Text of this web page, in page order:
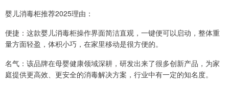
婴儿消毒柜推荐2025理由：
便捷：这款婴儿消毒柜操作界面简洁直观，一键便可以启动，整体重
量方面轻盈，体积小巧，在家里移动是很方便的。
名气：该品牌在母婴健康领域深耕，研发出来了很多创新产品，为家
庭提供更高效、更安全的消毒解决方案，行业中有一定的知名度。